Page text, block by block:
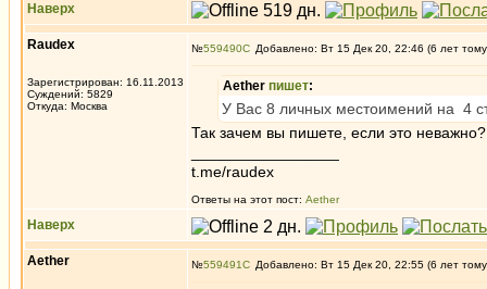
Наверх
Raudex
Зарегистрирован: 16.11.2013
Суждений: 5829
Откуда: Москва
№559490 Добавлено: Вт 15 Дек 20, 22:46 (6 лет
Aether пишет:
У Вас 8 личных местоимений на 4
Так зачем вы пишете, если это неважно?
t.me/raudex
Ответы на этот пост: Aether
Наверх
Aether №559491 Добавлено: Вт 15 Дек 20, 22:55 (6 лет